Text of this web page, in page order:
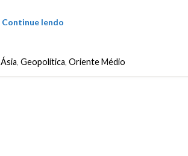
Continue lendo
Ásia, Geopolítica, Oriente Médio